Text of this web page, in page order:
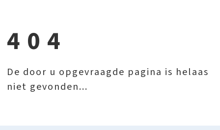
404
De door u opgevraagde pagina is helaas
niet gevonden...